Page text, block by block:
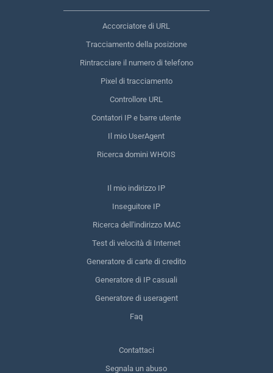
Accorciatore di URL
Tracciamento della posizione
Rintracciare il numero di telefono
Pixel di tracciamento
Controllore URL
Contatori IP e barre utente
Il mio UserAgent
Ricerca domini WHOIS
Il mio indirizzo IP
Inseguitore IP
Ricerca dell'indirizzo MAC
Test di velocità di Internet
Generatore di carte di credito
Generatore di IP casuali
Generatore di useragent
Faq
Contattaci
Segnala un abuso